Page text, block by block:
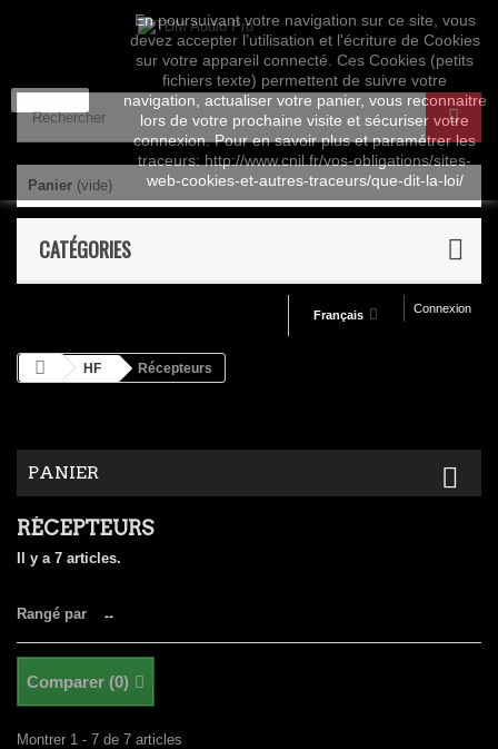
Panier (vide)
CATÉGORIES
Connexion
Français
HF Récepteurs
PANIER
RÉCEPTEURS
Il y a 7 articles.
Rangé par --
Comparer (0)
Montrer 1 - 7 de 7 articles
En poursuivant votre navigation sur ce site, vous
devez accepter l’utilisation et l'écriture de Cookies
sur votre appareil connecté. Ces Cookies (petits
fichiers texte) permettent de suivre votre
navigation, actualiser votre panier, vous reconnaitre
lors de votre prochaine visite et sécuriser votre
connexion. Pour en savoir plus et paramétrer les
traceurs: http://www.cnil.fr/vos-obligations/sites-
web-cookies-et-autres-traceurs/que-dit-la-loi/